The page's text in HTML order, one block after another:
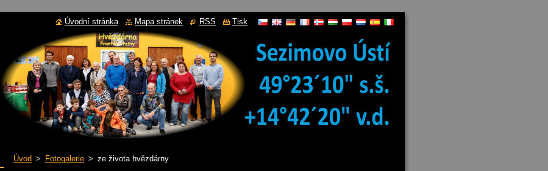
Úvod > Fotogalerie > ze života hvězdárny
Úvodní stránka Mapa stránek RSS Tisk